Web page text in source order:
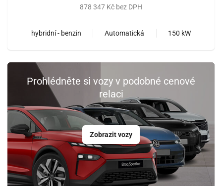
878 347 Kč bez DPH
hybridní - benzin Automatická 150 kW
Prohlédněte si vozy v podobné cenové
relaci
Zobrazit vozy